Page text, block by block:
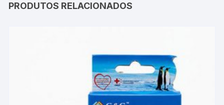
PRODUTOS RELACIONADOS